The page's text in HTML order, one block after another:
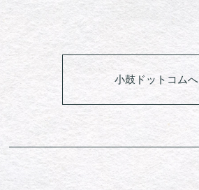
小鼓ドットコムへ